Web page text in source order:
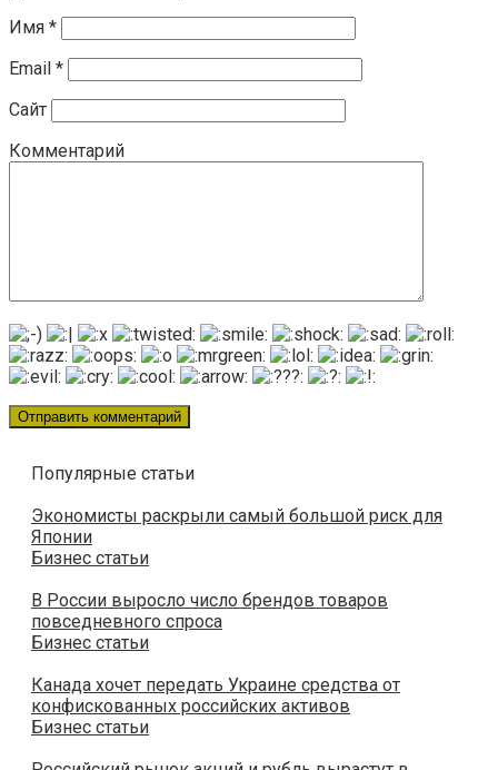
Имя *
Email *
Сайт
Комментарий
Популярные статьи
Экономисты раскрыли самый большой риск для
Японии
Бизнес статьи
В России выросло число брендов товаров
повседневного спроса
Бизнес статьи
Канада хочет передать Украине средства от
конфискованных российских активов
Бизнес статьи